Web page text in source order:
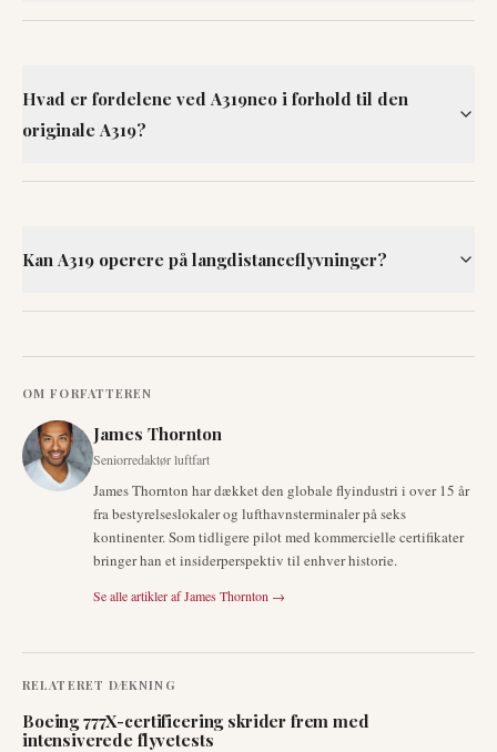
Hvad er fordelene ved A319neo i forhold til den
originale A319?
Kan A319 operere på langdistanceflyvninger?
OM FORFATTEREN
James Thornton
Seniorredaktør luftfart
James Thornton har dækket den globale flyindustri i over 15 år
fra bestyrelseslokaler og lufthavnsterminaler på seks
kontinenter. Som tidligere pilot med kommercielle certifikater
bringer han et insiderperspektiv til enhver historie.
Se alle artikler afJames Thornton →
RELATERET DÆKNING
Boeing 777X-certificering skrider frem med
intensiverede flyvetests